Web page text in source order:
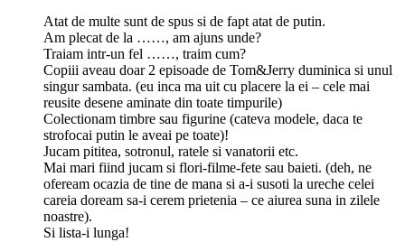
Atat de multe sunt de spus si de fapt atat de putin.
Am plecat de la ……, am ajuns unde?
Traiam intr-un fel ……, traim cum?
Copiii aveau doar 2 episoade de Tom&Jerry duminica si unul
singur sambata. (eu inca ma uit cu placere la ei – cele mai
reusite desene aminate din toate timpurile)
Colectionam timbre sau figurine (cateva modele, daca te
strofocai putin le aveai pe toate)!
Jucam pititea, sotronul, ratele si vanatorii etc.
Mai mari fiind jucam si flori-filme-fete sau baieti. (deh, ne
ofeream ocazia de tine de mana si a-i susoti la ureche celei
careia doream sa-i cerem prietenia – ce aiurea suna in zilele
noastre).
Si lista-i lunga!